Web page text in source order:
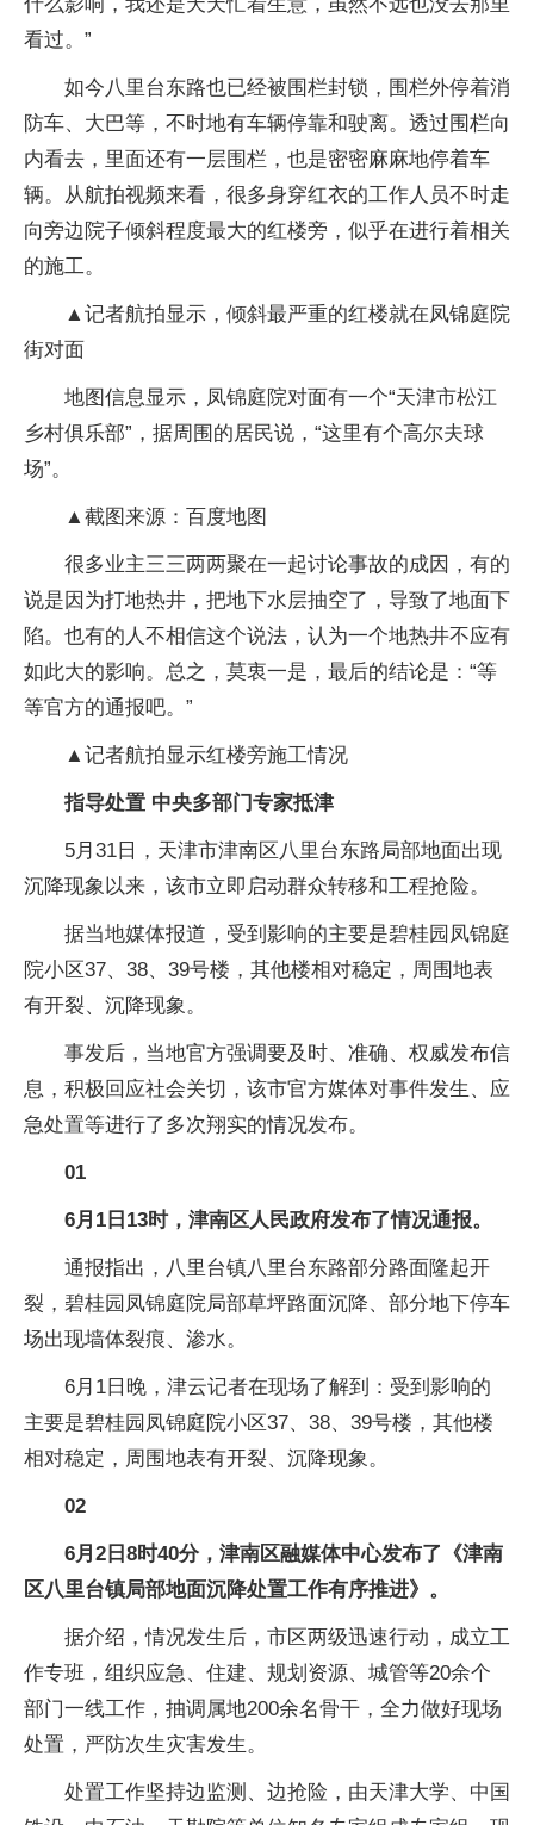
看过。”
如今八里台东路也已经被围栏封锁，围栏外停着消
防车、大巴等，不时地有车辆停靠和驶离。透过围栏向
内看去，里面还有一层围栏，也是密密麻麻地停着车
辆。从航拍视频来看，很多身穿红衣的工作人员不时走
向旁边院子倾斜程度最大的红楼旁，似乎在进行着相关
的施工。
▲记者航拍显示，倾斜最严重的红楼就在凤锦庭院
街对面
地图信息显示，凤锦庭院对面有一个“天津市松江
乡村俱乐部”，据周围的居民说，“这里有个高尔夫球
场”。
▲截图来源：百度地图
很多业主三三两两聚在一起讨论事故的成因，有的
说是因为打地热井，把地下水层抽空了，导致了地面下
陷。也有的人不相信这个说法，认为一个地热井不应有
如此大的影响。总之，莫衷一是，最后的结论是：“等
等官方的通报吧。”
▲记者航拍显示红楼旁施工情况
指导处置 中央多部门专家抵津
5月31日，天津市津南区八里台东路局部地面出现
沉降现象以来，该市立即启动群众转移和工程抢险。
据当地媒体报道，受到影响的主要是碧桂园凤锦庭
院小区37、38、39号楼，其他楼相对稳定，周围地表
有开裂、沉降现象。
事发后，当地官方强调要及时、准确、权威发布信
息，积极回应社会关切，该市官方媒体对事件发生、应
急处置等进行了多次翔实的情况发布。
01
6月1日13时，津南区人民政府发布了情况通报。
通报指出，八里台镇八里台东路部分路面隆起开
裂，碧桂园凤锦庭院局部草坪路面沉降、部分地下停车
场出现墙体裂痕、渗水。
6月1日晚，津云记者在现场了解到：受到影响的
主要是碧桂园凤锦庭院小区37、38、39号楼，其他楼
相对稳定，周围地表有开裂、沉降现象。
02
6月2日8时40分，津南区融媒体中心发布了《津南
区八里台镇局部地面沉降处置工作有序推进》。
据介绍，情况发生后，市区两级迅速行动，成立工
作专班，组织应急、住建、规划资源、城管等20余个
部门一线工作，抽调属地200余名骨干，全力做好现场
处置，严防次生灾害发生。
处置工作坚持边监测、边抢险，由天津大学、中国